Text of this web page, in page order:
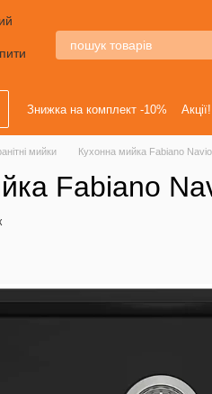
Знижка на комплект -10% Акції!
мийки Кухонна мийка Fabiano
Fabiano